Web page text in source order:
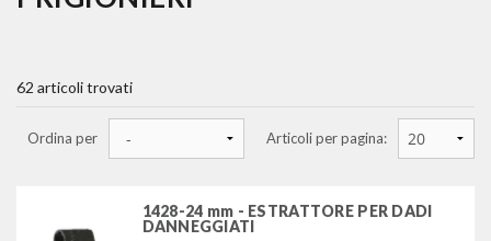
autoriparazione
62 articoli trovati
Ordina per Articoli per pagina:
1428-24 mm - ESTRATTORE PER DADI
DANNEGGIATI